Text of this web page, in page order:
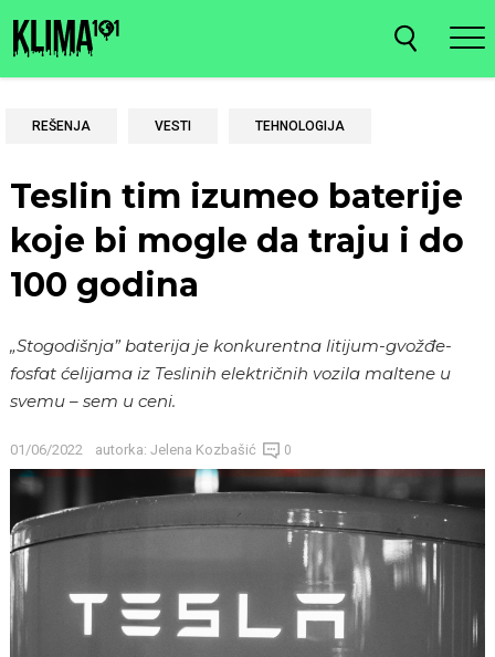
REŠENJA VESTI TEHNOLOGIJA
Teslin tim izumeo baterije
koje bi mogle da traju i do
100 godina
„Stogodišnja” baterija je konkurentna litijum-gvožđe-
fosfat ćelijama iz Teslinih električnih vozila maltene u
svemu – sem u ceni.
01/06/2022 autorka: Jelena Kozbašić 0